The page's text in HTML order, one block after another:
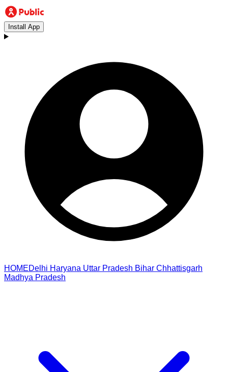
Install App
HOMEDelhi Haryana Uttar Pradesh Bihar Chhattisgarh
Madhya Pradesh